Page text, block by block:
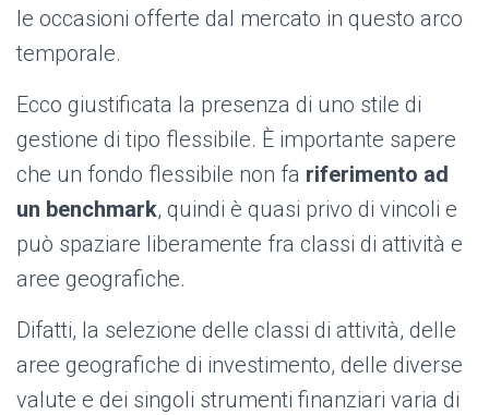
le occasioni offerte dal mercato in questo arco
temporale.
Ecco giustificata la presenza di uno stile di
gestione di tipo flessibile. È importante sapere
che un fondo flessibile non fa riferimento ad
un benchmark, quindi è quasi privo di vincoli e
può spaziare liberamente fra classi di attività e
aree geografiche.
Difatti, la selezione delle classi di attività, delle
aree geografiche di investimento, delle diverse
valute e dei singoli strumenti finanziari varia di